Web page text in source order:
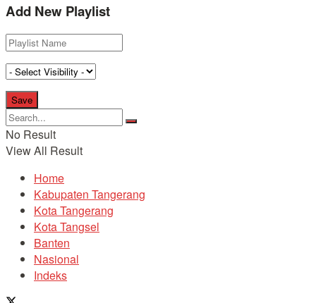
Add New Playlist
No Result
View All Result
Home
Kabupaten Tangerang
Kota Tangerang
Kota Tangsel
Banten
Nasional
Indeks